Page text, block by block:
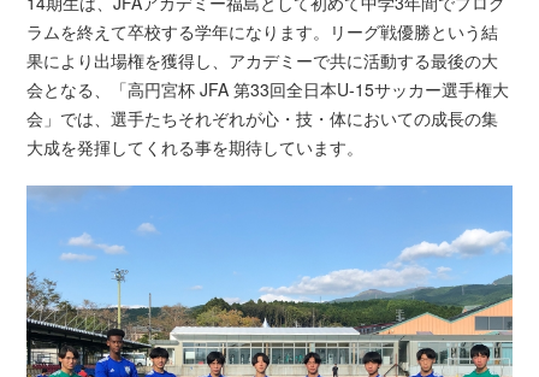
ラムを終えて卒校する学年になります。リーグ戦優勝という結
果により出場権を獲得し、アカデミーで共に活動する最後の大
会となる、「高円宮杯 JFA 第33回全日本U-15サッカー選手権大
会」では、選手たちそれぞれが心・技・体においての成長の集
大成を発揮してくれる事を期待しています。